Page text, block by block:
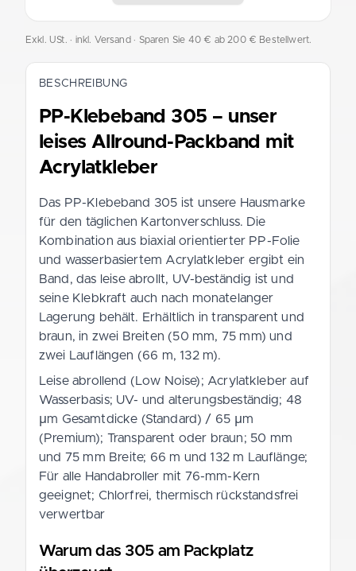
Exkl. USt. · inkl. Versand · Sparen Sie 40 € ab 200 € Bestellwert.
BESCHREIBUNG
PP-Klebeband 305 – unser
leises Allround-Packband mit
Acrylatkleber
Das PP-Klebeband 305 ist unsere Hausmarke
für den täglichen Kartonverschluss. Die
Kombination aus biaxial orientierter PP-Folie
und wasserbasiertem Acrylatkleber ergibt ein
Band, das leise abrollt, UV-beständig ist und
seine Klebkraft auch nach monatelanger
Lagerung behält. Erhältlich in transparent und
braun, in zwei Breiten (50 mm, 75 mm) und
zwei Lauflängen (66 m, 132 m).
Leise abrollend (Low Noise); Acrylatkleber auf
Wasserbasis; UV- und alterungsbeständig; 48
µm Gesamtdicke (Standard) / 65 µm
(Premium); Transparent oder braun; 50 mm
und 75 mm Breite; 66 m und 132 m Lauflänge;
Für alle Handabroller mit 76-mm-Kern
geeignet; Chlorfrei, thermisch rückstandsfrei
verwertbar
Warum das 305 am Packplatz